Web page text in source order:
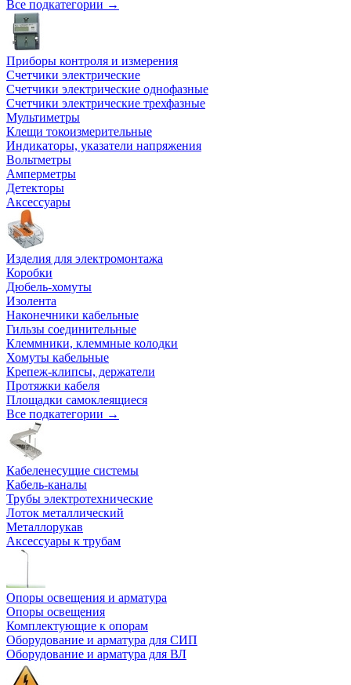
Все подкатегории →
Приборы контроля и измерения
Счетчики электрические
Счетчики электрические однофазные
Счетчики электрические трехфазные
Мультиметры
Клещи токоизмерительные
Индикаторы, указатели напряжения
Вольтметры
Амперметры
Детекторы
Аксессуары
Изделия для электромонтажа
Коробки
Дюбель-хомуты
Изолента
Наконечники кабельные
Гильзы соединительные
Клеммники, клеммные колодки
Хомуты кабельные
Крепеж-клипсы, держатели
Протяжки кабеля
Площадки самоклеящиеся
Все подкатегории →
Кабеленесущие системы
Кабель-каналы
Трубы электротехнические
Лоток металлический
Металлорукав
Аксессуары к трубам
Опоры освещения и арматура
Опоры освещения
Комплектующие к опорам
Оборудование и арматура для СИП
Оборудование и арматура для ВЛ